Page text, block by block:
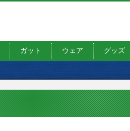
ガット ウェア グッズ